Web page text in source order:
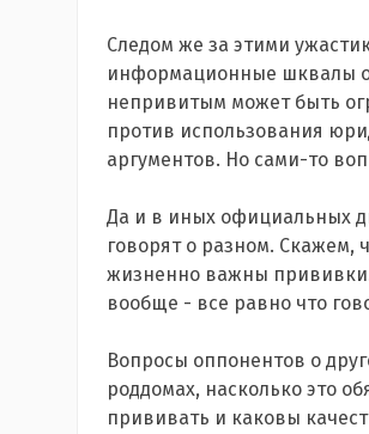
Следом же за этими
информационные шквалы о
непривитым может быть
против использования
аргументов. Но сами-то
Да и в иных официальных
говорят о разном. Скажем,
жизненно важны
вообще - все равно что
Вопросы оппонентов о
роддомах, насколько это
прививать и каковы